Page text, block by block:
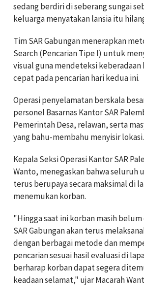
sedang berdiri di seberang sungai
keluarga menyatakan lansia itu
Tim SAR Gabungan menerapkan
Search (Pencarian Tipe I) untuk
visual guna mendeteksi keberadaan
cepat pada pencarian hari kedua ini.
Operasi penyelamatan berskala
personel Basarnas Kantor SAR
Pemerintah Desa, relawan, serta
yang bahu-membahu menyisir lokasi.
Kepala Seksi Operasi Kantor SAR
Wanto, menegaskan bahwa seluruh
terus berupaya secara maksimal di
menemukan korban.
"Hingga saat ini korban masih
SAR Gabungan akan terus
dengan berbagai metode dan
pencarian sesuai hasil evaluasi di
berharap korban dapat segera
keadaan selamat," ujar Macarah